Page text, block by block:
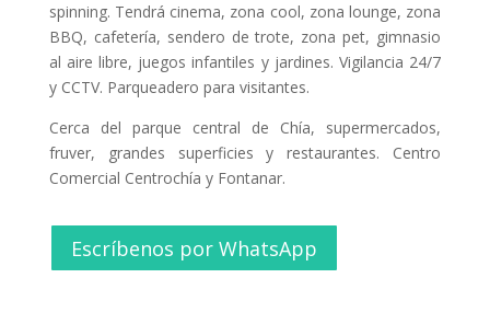
spinning. Tendrá cinema, zona cool, zona lounge, zona
BBQ, cafetería, sendero de trote, zona pet, gimnasio
al aire libre, juegos infantiles y jardines. Vigilancia 24/7
y CCTV. Parqueadero para visitantes.
Cerca del parque central de Chía, supermercados,
fruver, grandes superficies y restaurantes. Centro
Comercial Centrochía y Fontanar.
Escríbenos por WhatsApp